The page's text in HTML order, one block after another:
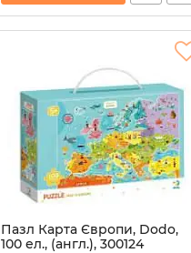
Пазл Карта Європи, Dodo,
100 ел., (англ.), 300124